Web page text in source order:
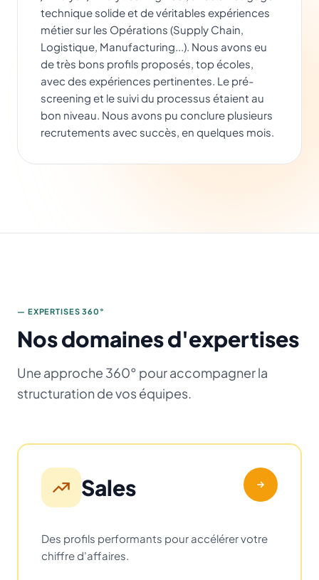
technique solide et de véritables expériences
métier sur les Opérations (Supply Chain,
Logistique, Manufacturing...). Nous avons eu
de très bons profils proposés, top écoles,
avec des expériences pertinentes. Le pré-
screening et le suivi du processus étaient au
bon niveau. Nous avons pu conclure plusieurs
recrutements avec succès, en quelques mois.
— EXPERTISES 360°
Nos domaines d'expertises
Une approche 360° pour accompagner la
structuration de vos équipes.
Sales
Des profils performants pour accélérer votre
chiffre d'affaires.